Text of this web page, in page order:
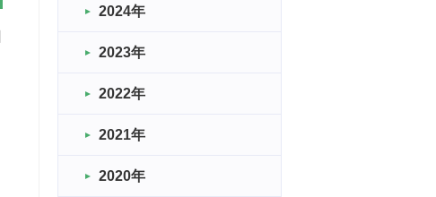
2024年
2023年
2022年
2021年
2020年